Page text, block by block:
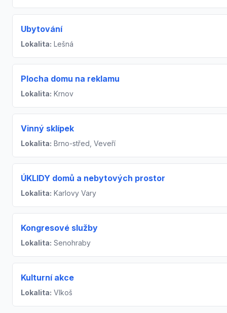
Ubytování
Lokalita: Lešná
Plocha domu na reklamu
Lokalita: Krnov
Vinný sklípek
Lokalita: Brno-střed, Veveří
ÚKLIDY domů a nebytových prostor
Lokalita: Karlovy Vary
Kongresové služby
Lokalita: Senohraby
Kulturní akce
Lokalita: Vlkoš